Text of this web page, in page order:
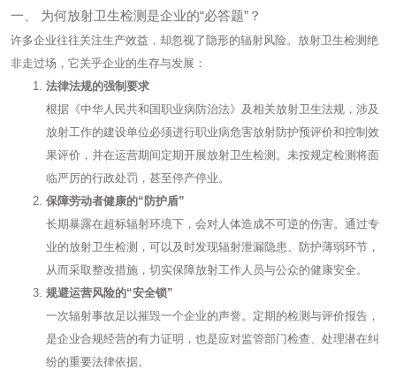
一、 为何放射卫生检测是企业的“必答题”？
许多企业往往关注生产效益，却忽视了隐形的辐射风险。放射卫生检测绝
非走过场，它关乎企业的生存与发展：
法律法规的强制要求
根据《中华人民共和国职业病防治法》及相关放射卫生法规，涉及
放射工作的建设单位必须进行职业病危害放射防护预评价和控制效
果评价，并在运营期间定期开展放射卫生检测。未按规定检测将面
临严厉的行政处罚，甚至停产停业。
保障劳动者健康的“防护盾”
长期暴露在超标辐射环境下，会对人体造成不可逆的伤害。通过专
业的放射卫生检测，可以及时发现辐射泄漏隐患、防护薄弱环节，
从而采取整改措施，切实保障放射工作人员与公众的健康安全。
规避运营风险的“安全锁”
一次辐射事故足以摧毁一个企业的声誉。定期的检测与评价报告，
是企业合规经营的有力证明，也是应对监管部门检查、处理潜在纠
纷的重要法律依据。